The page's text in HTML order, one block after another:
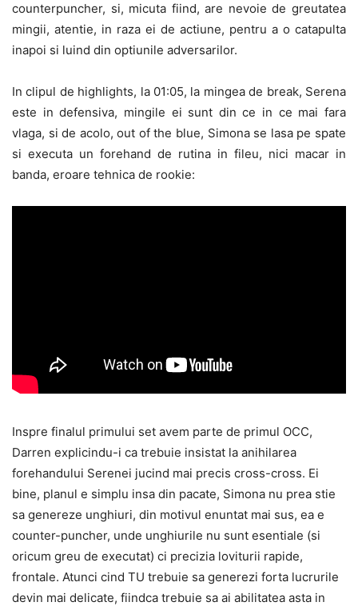
counterpuncher, si, micuta fiind, are nevoie de greutatea
mingii, atentie, in raza ei de actiune, pentru a o catapulta
inapoi si luind din optiunile adversarilor.
In clipul de highlights, la 01:05, la mingea de break, Serena
este in defensiva, mingile ei sunt din ce in ce mai fara
vlaga, si de acolo, out of the blue, Simona se lasa pe spate
si executa un forehand de rutina in fileu, nici macar in
banda, eroare tehnica de rookie:
Inspre finalul primului set avem parte de primul OCC,
Darren explicindu-i ca trebuie insistat la anihilarea
forehandului Serenei jucind mai precis cross-cross. Ei
bine, planul e simplu insa din pacate, Simona nu prea stie
sa genereze unghiuri, din motivul enuntat mai sus, ea e
counter-puncher, unde unghiurile nu sunt esentiale (si
oricum greu de executat) ci precizia loviturii rapide,
frontale. Atunci cind TU trebuie sa generezi forta lucrurile
devin mai delicate, fiindca trebuie sa ai abilitatea asta in